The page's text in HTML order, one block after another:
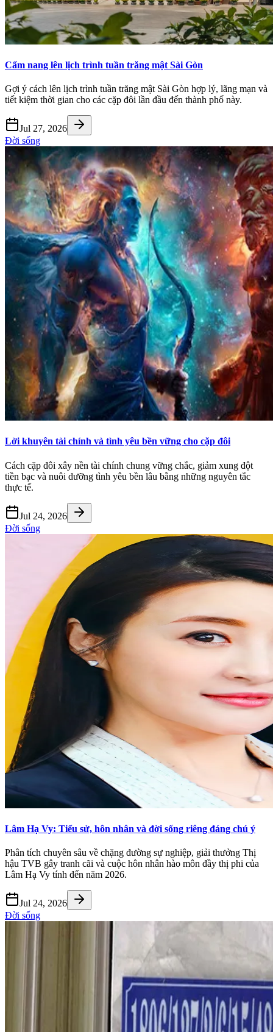
Cẩm nang lên lịch trình tuần trăng mật Sài Gòn
Gợi ý cách lên lịch trình tuần trăng mật Sài Gòn hợp lý, lãng mạn và
tiết kiệm thời gian cho các cặp đôi lần đầu đến thành phố này.
Jul 27, 2026
Đời sống
Lời khuyên tài chính và tình yêu bền vững cho cặp đôi
Cách cặp đôi xây nền tài chính chung vững chắc, giảm xung đột
tiền bạc và nuôi dưỡng tình yêu bền lâu bằng những nguyên tắc
thực tế.
Jul 24, 2026
Đời sống
Lâm Hạ Vy: Tiểu sử, hôn nhân và đời sống riêng đáng chú ý
Phân tích chuyên sâu về chặng đường sự nghiệp, giải thưởng Thị
hậu TVB gây tranh cãi và cuộc hôn nhân hào môn đầy thị phi của
Lâm Hạ Vy tính đến năm 2026.
Jul 24, 2026
Đời sống